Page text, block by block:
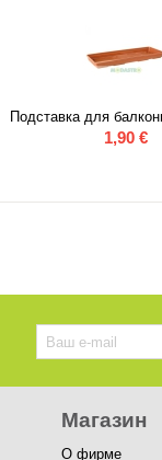
1,90 €
Магазин
О фирме